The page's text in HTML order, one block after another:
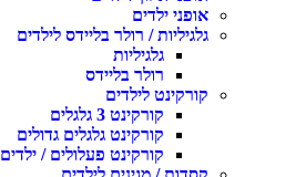
אופני ילדים
גלגיליות / רולר בליידס לילדים
גלגיליות
רולר בליידס
קורקינט לילדים
קורקינט 3 גלגלים
קורקינט גלגלים גדולים
קורקינט פעלולים / ילדים